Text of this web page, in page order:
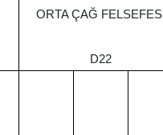
ORTA ÇAĞ FELSEFESİ
D22